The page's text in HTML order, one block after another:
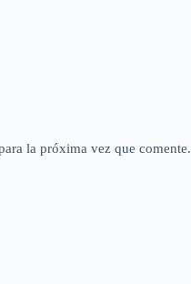
la próxima vez que comente.